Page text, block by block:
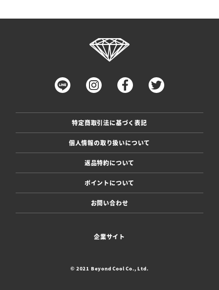
特定商取引法に基づく表記
個人情報の取り扱いについて
返品特約について
ポイントについて
お問い合わせ
企業サイト
© 2021 Beyond Cool Co., Ltd.